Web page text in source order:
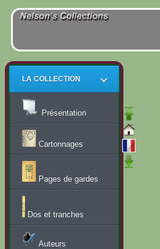
LA COLLECTION
Présentation
Cartonnages
Pages de gardes
Dos et tranches
Auteurs